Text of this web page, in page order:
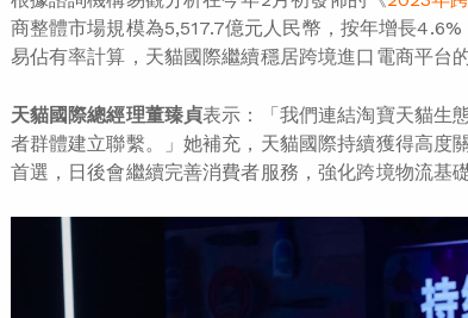
商整體市場規模為5,517.7億元人民幣，按年增長
易佔有率計算，天貓國際繼續穩居跨境進口電商平台的
天貓國際總經理董臻貞表示：「我們連結淘寶天貓生
者群體建立聯繫。」她補充，天貓國際持續獲得高度
首選，日後會繼續完善消費者服務，強化跨境物流基礎